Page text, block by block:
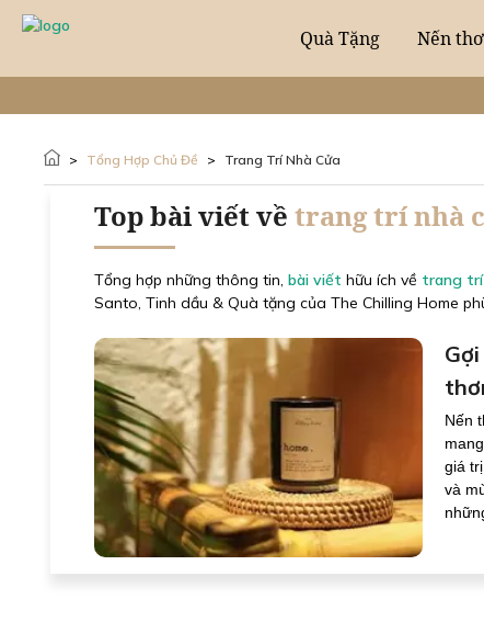
Quà Tặng Nến
> Tổng Hợp Chủ Đề > Trang Trí Nhà Cửa
Top bài viết về trang trí nhà
Tổng hợp những thông tin,bài viết hữu ích về trang trí
Santo, Tinh dầu & Quà tặng của The Chilling Home
Nến
giá
và